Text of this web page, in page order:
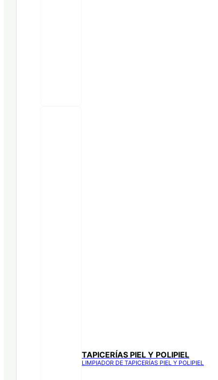
TAPICERÍAS PIEL Y POLIPIEL
LIMPIADOR DE TAPICERÍAS PIEL Y POLIPIEL